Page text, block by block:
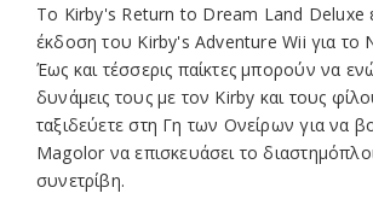
Το Kirby's Return to Dream Land Deluxe
έκδοση του Kirby's Adventure Wii για το
Έως και τέσσερις παίκτες μπορούν να
δυνάμεις τους με τον Kirby και τους
ταξιδεύετε στη Γη των Ονείρων για να
Magolor να επισκευάσει το
συνετρίβη.